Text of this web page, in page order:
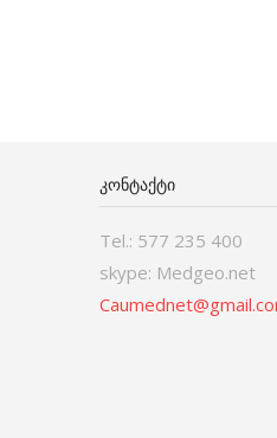
ᲙᲝᲜᲢᲐᲥᲢᲘ
Tel.: 577 235 400
skype: Medgeo.net